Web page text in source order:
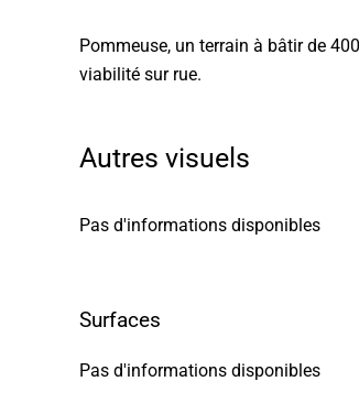
Pommeuse, un terrain à bâtir de
viabilité sur rue.
Autres visuels
Pas d'informations disponibles
Surfaces
Pas d'informations disponibles